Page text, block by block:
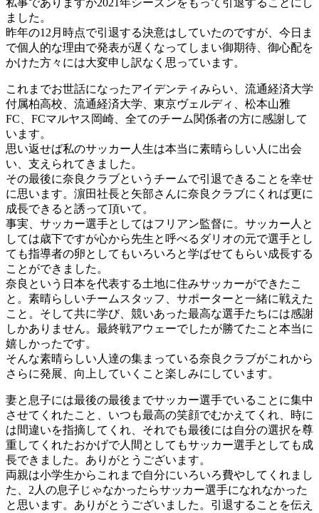
私事でありますが2021年シーズンをもって引退することにし
ました。
昨年の12月時点で引退する決意はしていたのですが、今日ま
で個人的な理由で発表が遅くなってしまい御期待、御心配を
かけた方々には大変申し訳なく思っています。
これまでお世話になったアイデンティみらい、流通経済大学
付属柏高校、流通経済大学、東京ヴェルディ、松本山雅
FC、FCマルヤス岡崎、全てのチーム関係者の方に感謝して
います。
思い返せば私のサッカー人生は本当に素晴らしい人に出会
い、支えられてきました。
その最後に奈良クラブというチームで引退できることを幸せ
に思います。濵田社長と矢部さんに奈良クラブにくれば更に
成長できると誘って頂いて。
事実、サッカー選手としてはフリアン監督に。サッカー人と
しては歳下ですが心から先生と呼べるダリオの元で選手とし
ても指導者の卵としてもいろいろと学ばせてもらい成長する
ことができました。
奈良という日本を代表する土地に住みサッカーができたこ
と。素晴らしいチームスタッフ、サポーターと一緒に戦えた
こと。そして共に学び、競いあった最高な選手たちには感謝
しかありません。最終戦アウェーでしたが勝てたこと本当に
嬉しかったです。
そんな素晴らしい人達の集まっている奈良クラブがこれから
さらに発展、向上していくこと楽しみにしています。
妻と息子には最後の最後までサッカー選手でいることに集中
させてくれたこと、いつも最高の笑顔でむかえてくれ、時に
は間違いを指摘してくれ、それでも最後には自分の選択を尊
重してくれたおかげで人間としてもサッカー選手としても成
長できました。ありがとうございます。
両親は小学生からこれまで自分にいろいろ費やしてくれまし
た、2人の息子じゃなかったらサッカー選手になれなかった
と思います。ありがとうございました。引退することを伝え